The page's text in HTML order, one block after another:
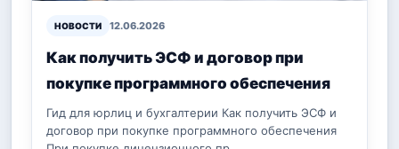
НОВОСТИ 12.06.2026
Как получить ЭСФ и договор при
покупке программного обеспечения
Гид для юрлиц и бухгалтерии Как получить ЭСФ и
договор при покупке программного обеспечения